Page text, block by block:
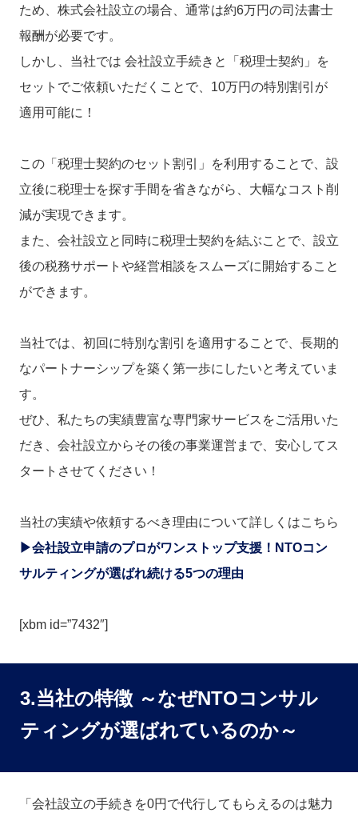
ため、株式会社設立の場合、通常は約6万円の司法書士
報酬が必要です。
しかし、当社では 会社設立手続きと「税理士契約」を
セットでご依頼いただくことで、10万円の特別割引が
適用可能に！
この「税理士契約のセット割引」を利用することで、設
立後に税理士を探す手間を省きながら、大幅なコスト削
減が実現できます。
また、会社設立と同時に税理士契約を結ぶことで、設立
後の税務サポートや経営相談をスムーズに開始すること
ができます。
当社では、初回に特別な割引を適用することで、長期的
なパートナーシップを築く第一歩にしたいと考えていま
す。
ぜひ、私たちの実績豊富な専門家サービスをご活用いた
だき、会社設立からその後の事業運営まで、安心してス
タートさせてください！
当社の実績や依頼するべき理由について詳しくはこちら
▶会社設立申請のプロがワンストップ支援！NTOコン
サルティングが選ばれ続ける5つの理由
[xbm id=”7432″]
3.当社の特徴 ～なぜNTOコンサル
ティングが選ばれているのか～
「会社設立の手続きを0円で代行してもらえるのは魅力